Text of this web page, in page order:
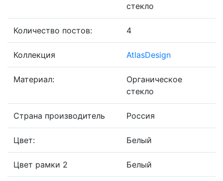
стекло
Количество постов: 4
Коллекция AtlasDesign
Материал:
Органическое
стекло
Страна производитель Россия
Цвет: Белый
Цвет рамки 2 Белый